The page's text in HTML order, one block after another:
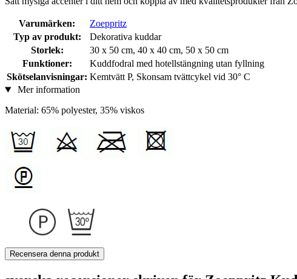
Varumärken:
Zoeppritz
Typ av produkt:
Dekorativa kuddar
Storlek:
30 x 50 cm, 40 x 40 cm, 50 x 50 cm
Funktioner:
Kuddfodral med hotellstängning utan fyllning
Skötselanvisningar: Kemtvätt P, Skonsam tvättcykel vid 30° C
Mer information
Material: 65% polyester, 35% viskos
Recensera denna produkt